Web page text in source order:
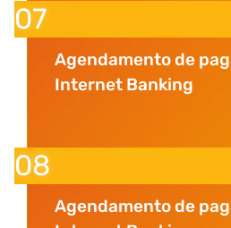
07
Agendamento de
Internet Banking
08
Agendamento de